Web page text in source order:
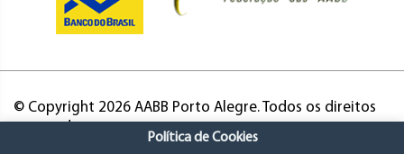
© Copyright 2026 AABB Porto Alegre. Todos os direitos
Política de Cookies